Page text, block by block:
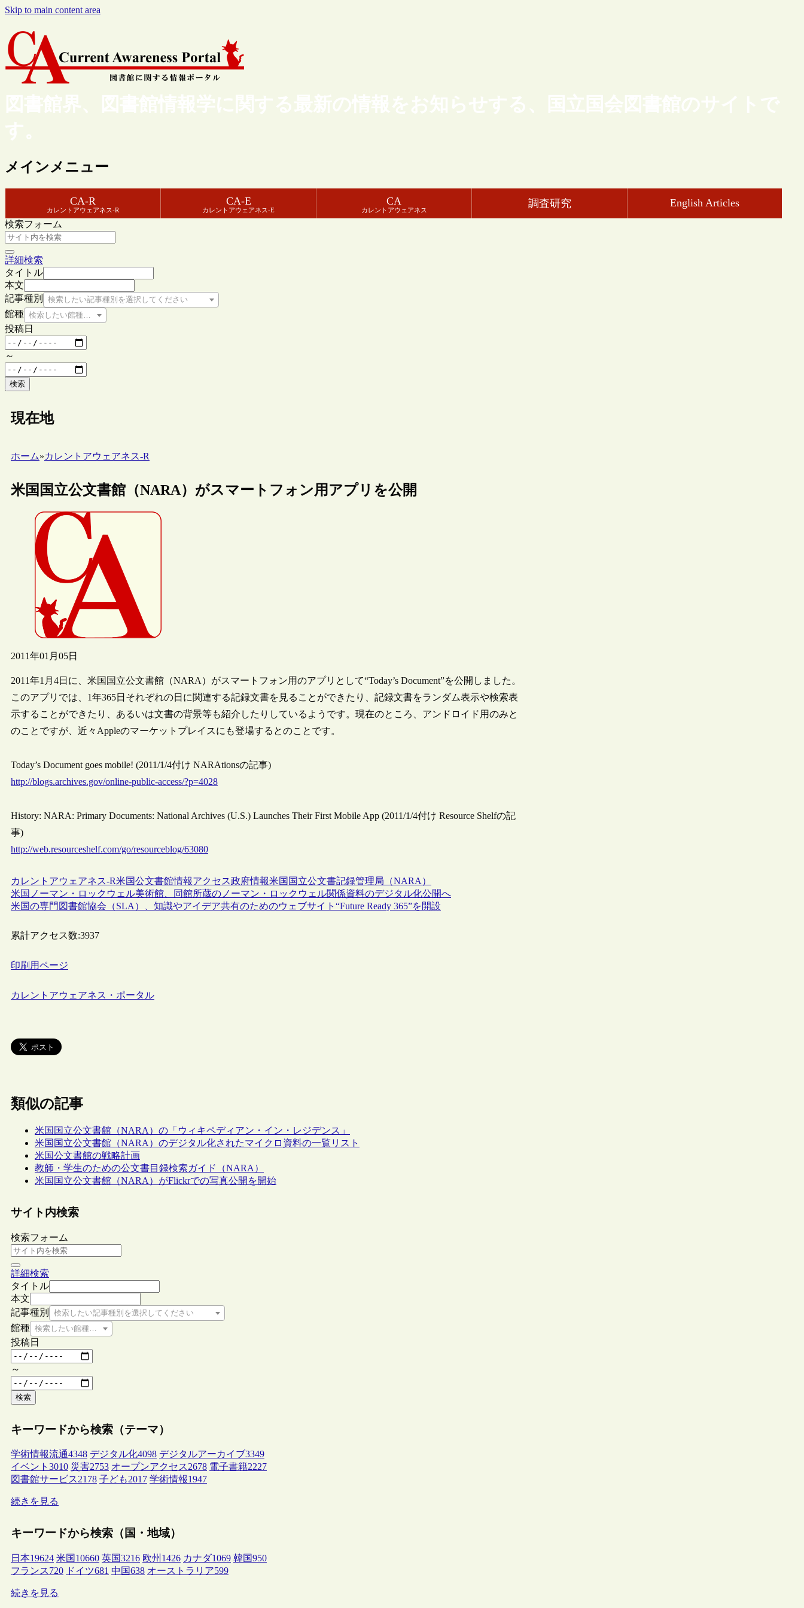
Skip to main content area
図書館界、図書館情報学に関する最新の情報をお知らせする、国立国会図書館のサイトで
す。
メインメニュー
CA-R
カレントアウェアネス-R
CA-E
カレントアウェアネス-E
CA
カレントアウェアネス
調査研究 English Articles
検索フォーム
詳細検索
タイトル
本文
記事種別
検索したい記事種別を選択してください
館種 検索したい館種を選択してください
投稿日
～
検索
現在地
ホーム»カレントアウェアネス-R
米国国立公文書館（NARA）がスマートフォン用アプリを公開
2011年01月05日
2011年1月4日に、米国国立公文書館（NARA）がスマートフォン用のアプリとして“Today’s Document”を公開しました。
このアプリでは、1年365日それぞれの日に関連する記録文書を見ることができたり、記録文書をランダム表示や検索表
示することができたり、あるいは文書の背景等も紹介したりしているようです。現在のところ、アンドロイド用のみと
のことですが、近々Appleのマーケットプレイスにも登場するとのことです。
Today’s Document goes mobile! (2011/1/4付け NARAtionsの記事)
http://blogs.archives.gov/online-public-access/?p=4028
History: NARA: Primary Documents: National Archives (U.S.) Launches Their First Mobile App (2011/1/4付け Resource Shelfの記
事)
http://web.resourceshelf.com/go/resourceblog/63080
カレントアウェアネス-R米国公文書館情報アクセス政府情報米国国立公文書記録管理局（NARA）
米国ノーマン・ロックウェル美術館、同館所蔵のノーマン・ロックウェル関係資料のデジタル化公開へ
米国の専門図書館協会（SLA）、知識やアイデア共有のためのウェブサイト“Future Ready 365”を開設
累計アクセス数:3937
印刷用ページ
カレントアウェアネス・ポータル
類似の記事
米国国立公文書館（NARA）の「ウィキペディアン・イン・レジデンス」
米国国立公文書館（NARA）のデジタル化されたマイクロ資料の一覧リスト
米国公文書館の戦略計画
教師・学生のための公文書目録検索ガイド（NARA）
米国国立公文書館（NARA）がFlickrでの写真公開を開始
サイト内検索
検索フォーム
詳細検索
タイトル
本文
記事種別
検索したい記事種別を選択してください
館種 検索したい館種を選択してください
投稿日
～
検索
キーワードから検索（テーマ）
学術情報流通4348 デジタル化4098 デジタルアーカイブ3349
イベント 3010 災害2753 オープンアクセス2678 電子書籍2227
図書館サービス2178 子ども2017 学術情報1947
続きを見る
キーワードから検索（国・地域）
日本19624 米国 10660 英国3216 欧州 1426 カナダ1069 韓国950
フランス720 ドイツ681 中国638 オーストラリア599
続きを見る